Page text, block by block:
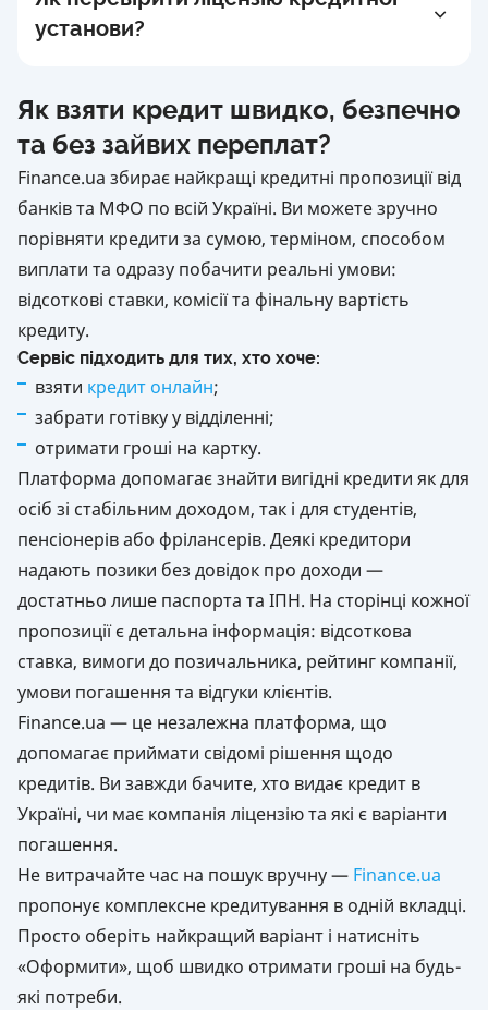
плати за обслуговування рахунку тощо.
Завдяки APR користувач бачить, скільки
різні пропозиції.
користувачам знайти і порівняти найкращі
кредитні пропозиції від банків та МФО.
перенаправляємо на сайти перевірених
партнерів, з якими співпрацюємо офіційно.
установи?
Finance.ua зазначено:
наявність фінансової ліцензії, номер і дата її
свідоцтво та контактні дані.
Користувачі можуть самостійно перейти до
джерела та переконатися в легальності
діяльності установи. Ми розміщуємо
інформацію лише про зареєстрованих і
ліцензованих партнерів.
Як взяти кредит швидко, безпечно
та без зайвих переплат?
Finance.ua збирає найкращі кредитні пропозиції від
банків та МФО по всій Україні. Ви можете зручно
порівняти кредити за сумою, терміном, способом
виплати та одразу побачити реальні умови:
відсоткові ставки, комісії та фінальну вартість
кредиту.
Сервіс підходить для тих, хто хоче:
взяти кредит онлайн;
забрати готівку у відділенні;
отримати гроші на картку.
Платформа допомагає знайти вигідні кредити як для
осіб зі стабільним доходом, так і для студентів,
пенсіонерів або фрілансерів. Деякі кредитори
надають позики без довідок про доходи —
достатньо лише паспорта та ІПН. На сторінці кожної
пропозиції є детальна інформація: відсоткова
ставка, вимоги до позичальника, рейтинг компанії,
умови погашення та відгуки клієнтів.
Finance.ua — це незалежна платформа, що
допомагає приймати свідомі рішення щодо
кредитів. Ви завжди бачите, хто видає кредит в
Україні, чи має компанія ліцензію та які є варіанти
погашення.
Не витрачайте час на пошук вручну — Finance.ua
пропонує комплексне кредитування в одній вкладці.
Просто оберіть найкращий варіант і натисніть
«Оформити», щоб швидко отримати гроші на будь-
які потреби.